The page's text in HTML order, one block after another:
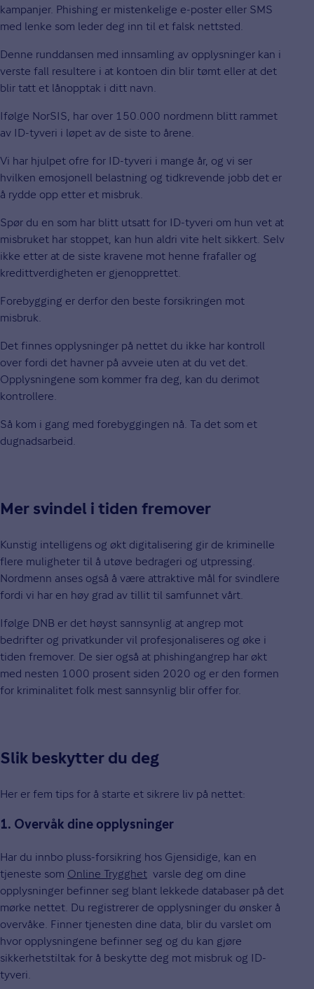
kampanjer. Phishing er mistenkelige e-poster eller SMS
med lenke som leder deg inn til et falsk nettsted.
Denne runddansen med innsamling av opplysninger kan i
verste fall resultere i at kontoen din blir tømt eller at det
blir tatt et lånopptak i ditt navn.
Ifølge NorSIS, har over 150.000 nordmenn blitt rammet
av ID-tyveri i løpet av de siste to årene.
Vi har hjulpet ofre for ID-tyveri i mange år, og vi ser
hvilken emosjonell belastning og tidkrevende jobb det er
å rydde opp etter et misbruk.
Spør du en som har blitt utsatt for ID-tyveri om hun vet at
misbruket har stoppet, kan hun aldri vite helt sikkert. Selv
ikke etter at de siste kravene mot henne frafaller og
kredittverdigheten er gjenopprettet.
Forebygging er derfor den beste forsikringen mot
misbruk.
Det finnes opplysninger på nettet du ikke har kontroll
over fordi det havner på avveie uten at du vet det.
Opplysningene som kommer fra deg, kan du derimot
kontrollere.
Så kom i gang med forebyggingen nå. Ta det som et
dugnadsarbeid.
Mer svindel i tiden fremover
Kunstig intelligens og økt digitalisering gir de kriminelle
flere muligheter til å utøve bedrageri og utpressing.
Nordmenn anses også å være attraktive mål for svindlere
fordi vi har en høy grad av tillit til samfunnet vårt.
Ifølge DNB er det høyst sannsynlig at angrep mot
bedrifter og privatkunder vil profesjonaliseres og øke i
tiden fremover. De sier også at phishingangrep har økt
med nesten 1000 prosent siden 2020 og er den formen
for kriminalitet folk mest sannsynlig blir offer for.
Slik beskytter du deg
Her er fem tips for å starte et sikrere liv på nettet:
1. Overvåk dine opplysninger
Har du innbo pluss-forsikring hos Gjensidige, kan en
tjeneste som Online Trygghet varsle deg om dine
opplysninger befinner seg blant lekkede databaser på det
mørke nettet. Du registrerer de opplysninger du ønsker å
overvåke. Finner tjenesten dine data, blir du varslet om
hvor opplysningene befinner seg og du kan gjøre
sikkerhetstiltak for å beskytte deg mot misbruk og ID-
tyveri.